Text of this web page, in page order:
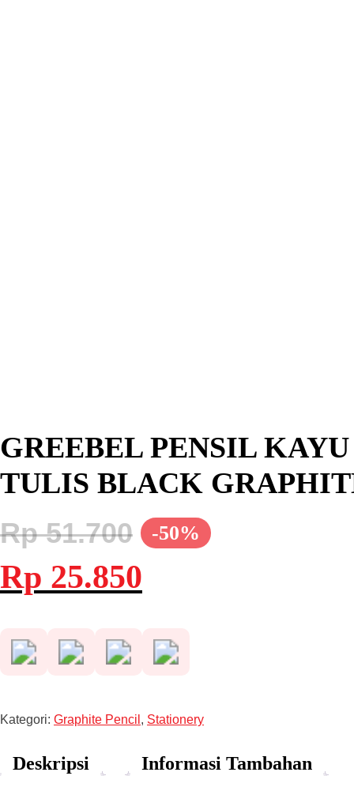
GREEBEL PENSIL
TULIS BLACK
-50%
Rp51.700
Harga
aslinya
adalah:
Rp 25.850ini
Kategori: Graphite Pencil , Stationery
Deskripsi Informasi Tambahan